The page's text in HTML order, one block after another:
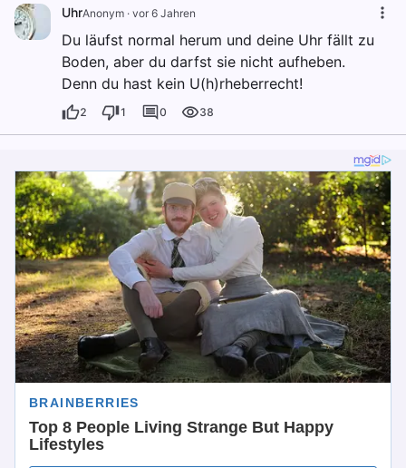
UhrAnonym · vor 6 Jahren
Du läufst normal herum und deine Uhr fällt zu
Boden, aber du darfst sie nicht aufheben.
Denn du hast kein U(h)rheberrecht!
2 1 0 38